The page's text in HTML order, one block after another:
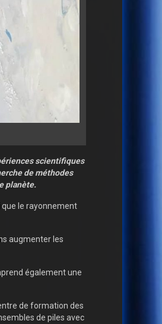
scientifiques
de méthodes
planète.
le rayonnement
augmenter les
également une
de formation des
de piles avec